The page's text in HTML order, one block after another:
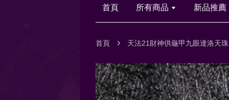
首頁 所有商品 新品推薦
首頁 › 天法21財神供龜甲九眼達洛天珠